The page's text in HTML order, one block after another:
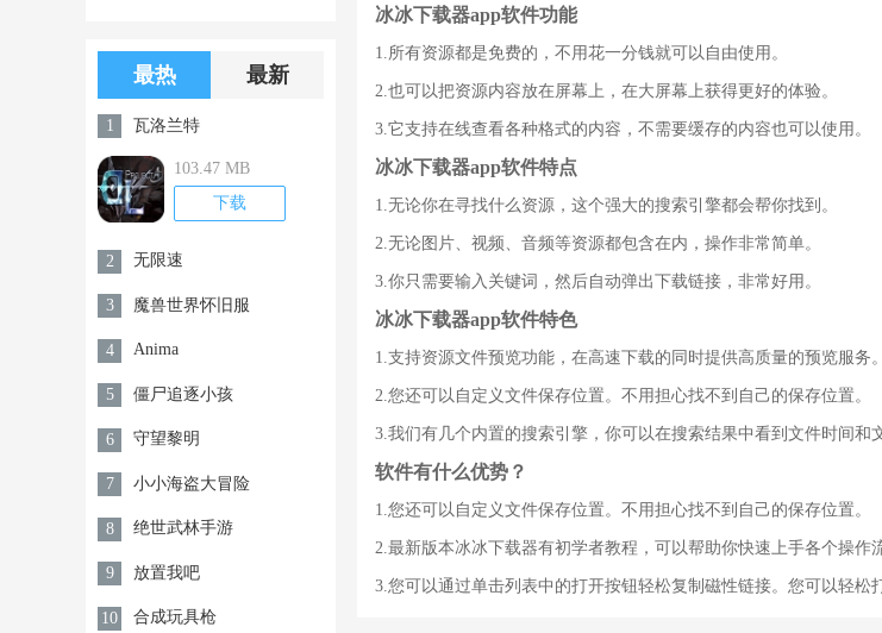
限钻石
最热 最新
1 瓦洛兰特
103.47 MB
下载
2 无限速
3 魔兽世界怀旧服
4 Anima
5 僵尸追逐小孩
6 守望黎明
7 小小海盗大冒险
8 绝世武林手游
9 放置我吧
10 合成玩具枪
冰冰下载器app软件功能
1.所有资源都是免费的，不用花一分钱就可以自由使用。
2.也可以把资源内容放在屏幕上，在大屏幕上获得更好的体验。
3.它支持在线查看各种格式的内容，不需要缓存的内容也可以使用。
冰冰下载器app软件特点
1.无论你在寻找什么资源，这个强大的搜索引擎都会帮你找到。
2.无论图片、视频、音频等资源都包含在内，操作非常简单。
3.你只需要输入关键词，然后自动弹出下载链接，非常好用。
冰冰下载器app软件特色
1.支持资源文件预览功能，在高速下载的同时提供高质量的预览服务。
2.您还可以自定义文件保存位置。不用担心找不到自己的保存位置。
3.我们有几个内置的搜索引擎，你可以在搜索结果中看到文件时间和
软件有什么优势？
1.您还可以自定义文件保存位置。不用担心找不到自己的保存位置。
2.最新版本冰冰下载器有初学者教程，可以帮助你快速上手各个操作
3.您可以通过单击列表中的打开按钮轻松复制磁性链接。您可以轻松